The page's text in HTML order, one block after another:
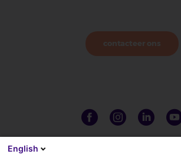
contacteer ons
English